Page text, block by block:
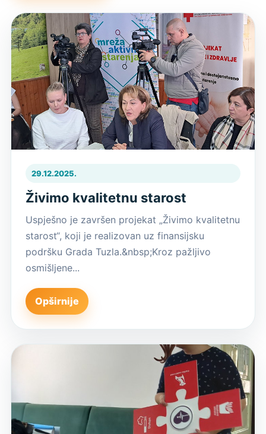
29.12.2025.
Živimo kvalitetnu starost
Uspješno je završen projekat „Živimo kvalitetnu
starost“, koji je realizovan uz finansijsku
podršku Grada Tuzla.&nbsp;Kroz pažljivo
osmišljene...
Opširnije